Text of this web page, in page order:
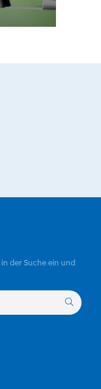
der Suche ein und